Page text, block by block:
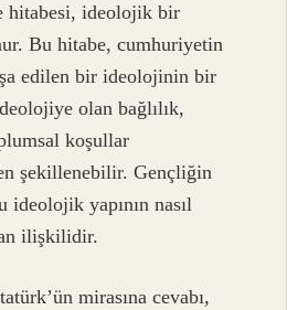
hitabesi, ideolojik bir
Bu hitabe, cumhuriyetin
edilen bir ideolojinin bir
olan bağlılık,
koşullar
şekillenebilir. Gençliğin
ideolojik yapının nasıl
ilişkilidir.
mirasına cevabı,